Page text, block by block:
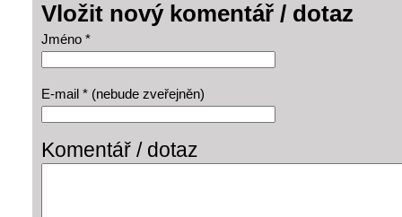
Vložit nový komentář / dotaz
Jméno *
E-mail * (nebude zveřejněn)
Komentář / dotaz